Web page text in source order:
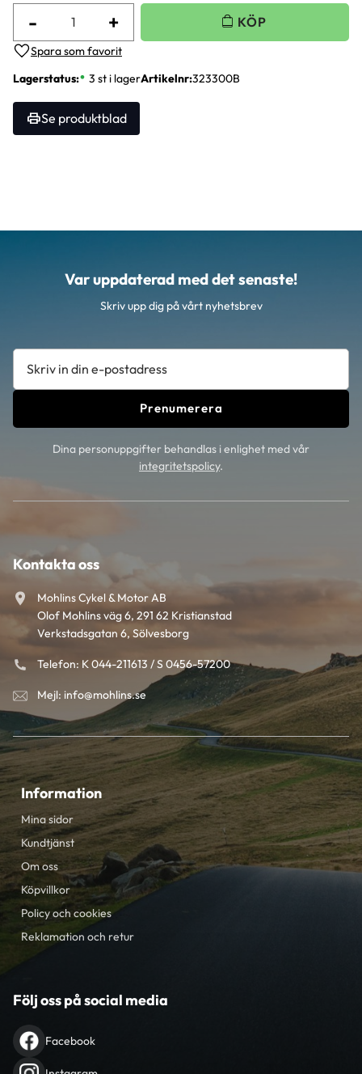
+
-
Lägg till i favoriter
Lagerstatus 3 st i lagerArtikelnr 323300B
Se produktblad
Var uppdaterad med det senaste!
Skriv upp dig på vårt nyhetsbrev
Prenumerera
Dina personuppgifter behandlas i enlighet med vår
integritetspolicy.
Kontakta oss
Mohlins Cykel & Motor AB
Olof Mohlins väg 6, 291 62 Kristianstad
Verkstadsgatan 6, Sölvesborg
Telefon: K 044-211613 / S 0456-57200
Mejl: info@mohlins.se
Information
Mina sidor
Kundtjänst
Om oss
Köpvillkor
Policy och cookies
Reklamation och retur
Följ oss på social media
Facebook